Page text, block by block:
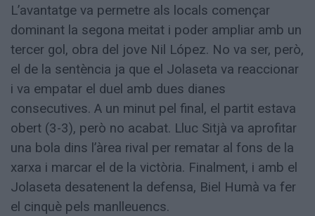
L’avantatge va permetre als locals començar
dominant la segona meitat i poder ampliar amb un
tercer gol, obra del jove Nil López. No va ser, però,
el de la sentència ja que el Jolaseta va reaccionar
i va empatar el duel amb dues dianes
consecutives. A un minut pel final, el partit estava
obert (3-3), però no acabat. Lluc Sitjà va aprofitar
una bola dins l’àrea rival per rematar al fons de la
xarxa i marcar el de la victòria. Finalment, i amb el
Jolaseta desatenent la defensa, Biel Humà va fer
el cinquè pels manlleuencs.